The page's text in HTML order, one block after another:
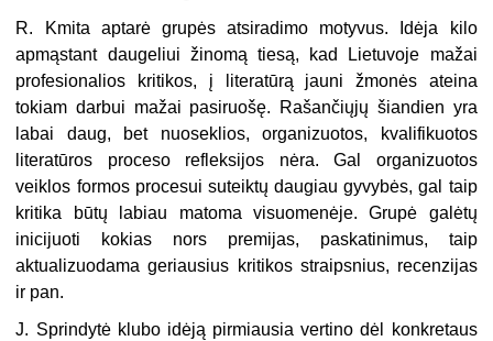
R. Kmita aptarė grupės atsiradimo motyvus. Idėja kilo
apmąstant daugeliui žinomą tiesą, kad Lietuvoje mažai
profesionalios kritikos, į literatūrą jauni žmo­nės ateina
tokiam darbui mažai pasiruošę. Rašančiųjų šiandien yra
labai daug, bet nuoseklios, organizuotos, kvalifikuotos
literatūros proceso refleksijos nėra. Gal organizuotos
veiklos formos procesui suteiktų daugiau gyvybės, gal taip
kri­tika būtų labiau matoma visuomenėje. Grupė galėtų
inicijuoti kokias nors pre­mijas, paskatinimus, taip
aktualizuodama geriausius kritikos straipsnius, recen­zijas
ir pan.
J. Sprindytė klubo idėją pirmiausia vertino dėl konkretaus